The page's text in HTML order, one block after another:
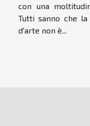
con una
Tutti sanno che
d'arte non è...